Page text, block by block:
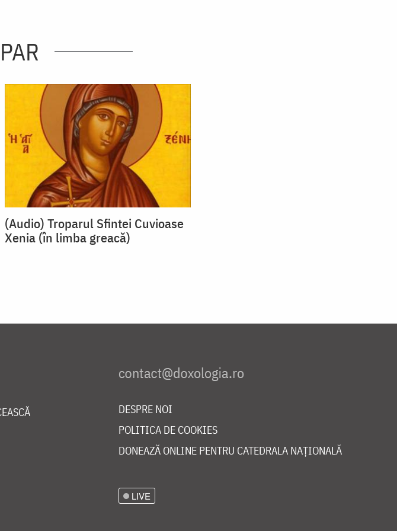
(Audio) Troparul Sfintei Cuvioase
Xenia (în limba greacă)
DESPRE NOI
POLITICA DE COOKIES
DONEAZĂ ONLINE PENTRU CATEDRALA NAȚIONALĂ
LIVE